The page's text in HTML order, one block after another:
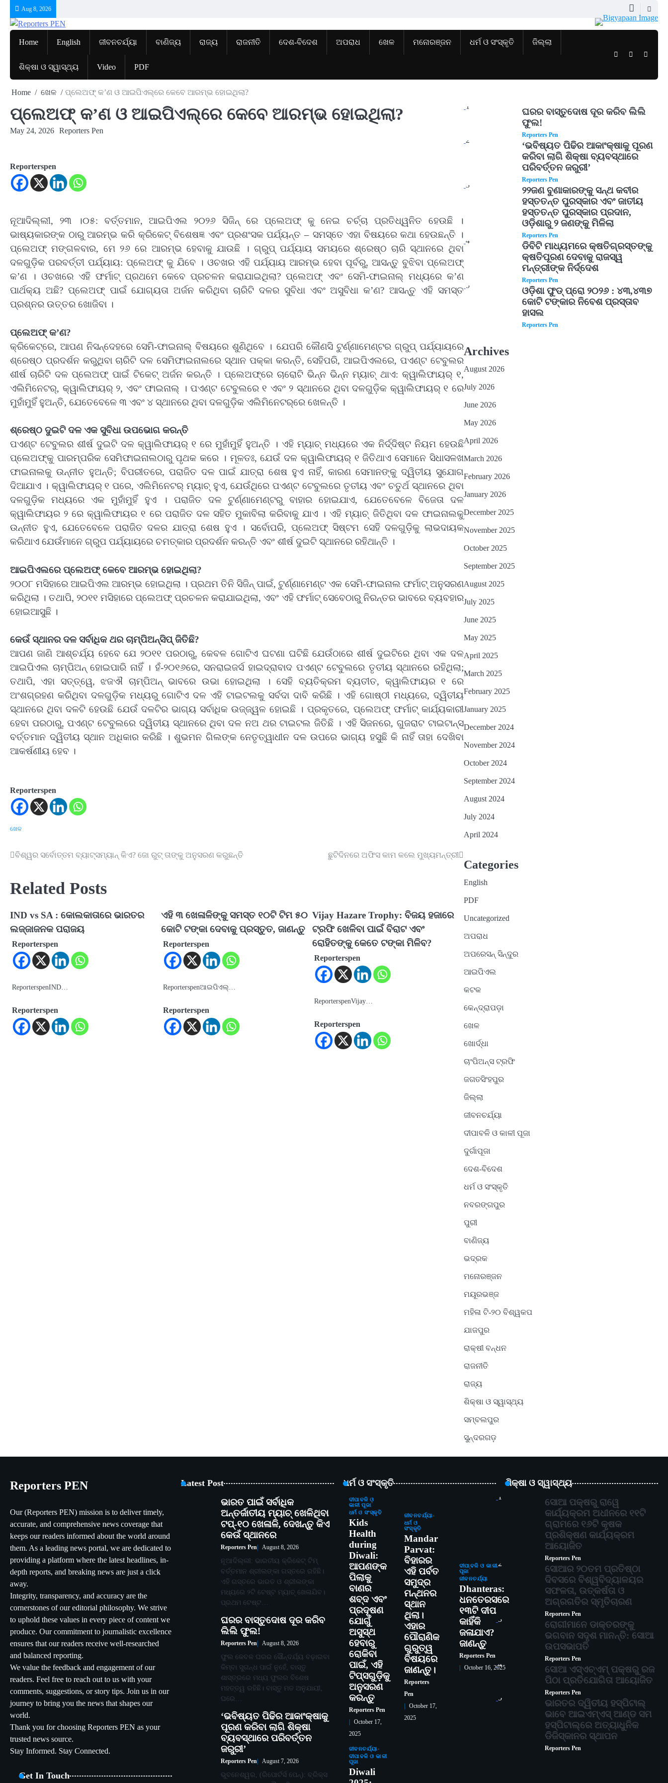
content
Aug 8, 2026
Home English ଜୀବନଚର୍ଯ୍ୟା ବାଣିଜ୍ୟ ରାଜ୍ୟ ରାଜନୀତି ଦେଶ-ବିଦେଶ ଅପରାଧ ଖେଳ ମନୋରଞ୍ଜନ ଧର୍ମ ଓ ସଂସ୍କୃତି ଜିଲ୍ଲା
ଶିକ୍ଷା ଓ ସ୍ୱାସ୍ଥ୍ୟ Video PDF
TwitterFacebook
Home ଖେଳ ପ୍ଲେଅଫ୍ କ’ଣ ଓ ଆଇପିଏଲ୍‌ରେ କେବେ ଆରମ୍ଭ ହୋଇଥିଲା?
ପ୍ଲେଅଫ୍ କ’ଣ ଓ ଆଇପିଏଲ୍‌ରେ କେବେ ଆରମ୍ଭ ହୋଇଥିଲା?
May 24, 2026 Reporters Pen
Reporterspen
ନୂଆଦିଲ୍ଲୀ, ୨୩ ।୦୫: ବର୍ତ୍ତମାନ, ଆଇପିଏଲ ୨୦୨୬ ସିଜିନ୍ ରେ ପ୍ଲେଅଫ୍ କୁ ନେଇ ଚର୍ଚ୍ଚା ପ୍ରତିଧ୍ୱନିତ ହେଉଛି ।
ଭାଷ୍ୟକାରଙ୍କ ଠାରୁ ଆରମ୍ଭ କରି କ୍ରିକେଟ୍ ବିଶେଷଜ୍ଞ ଏବଂ ପ୍ରଶଂସକ ପର୍ଯ୍ୟନ୍ତ – ସମସ୍ତେ ଏହା ବିଷୟରେ କଥା ହେଉଛନ୍ତି ।
ପ୍ଲେଅଫ୍ ମଙ୍ଗଳବାର, ମେ ୨୬ ରେ ଆରମ୍ଭ ହେବାକୁ ଯାଉଛି । ଗ୍ରୁପ୍ ପର୍ଯ୍ୟାୟ ସମୟରେ ଶ୍ରେଷ୍ଠ ଚାରି ସ୍ଥାନରେ ଥିବା
ଦଳଗୁଡ଼ିକ ପରବର୍ତ୍ତୀ ପର୍ଯ୍ୟାୟ: ପ୍ଲେଅଫ୍ କୁ ଯିବେ । ଓଚଖର ଏହି ପର୍ଯ୍ୟାୟ ଆରମ୍ଭ ହେବା ପୂର୍ବରୁ, ଆସନ୍ତୁ ବୁଝିବା ପ୍ଲେଅଫ୍
କ’ଣ । ଓଚଖରେ ଏହି ଫର୍ମାଟ୍ ପ୍ରଥମେ କେବେ ପ୍ରଚଳନ କରାଯାଇଥିଲା? ପ୍ଲେଅଫ୍ ଏବଂ ସେମି-ଫାଇନାଲ୍ ମଧ୍ୟରେ କ’ଣ
ପାର୍ଥକ୍ୟ ଅଛି? ପ୍ଲେଅଫ୍ ପାଇଁ ଯୋଗ୍ୟତା ଅର୍ଜନ କରିଥିବା ଚାରିଟି ଦଳର ସୁବିଧା ଏବଂ ଅସୁବିଧା କ’ଣ? ଆସନ୍ତୁ ଏହି ସମସ୍ତ
ପ୍ରଶ୍ନର ଉତ୍ତର ଖୋଜିବା ।
ପ୍ଲେଅଫ୍ କ’ଣ?
କ୍ରିକେଟ୍‌ରେ, ଆପଣ ନିସନ୍ଦେହରେ ସେମି-ଫାଇନାଲ୍ ବିଷୟରେ ଶୁଣିଥିବେ । ଯେପରି କୌଣସି ଟୁର୍ଣ୍ଣାମେଣ୍ଟର ଗ୍ରୁପ୍ ପର୍ଯ୍ୟାୟରେ
ଶ୍ରେଷ୍ଠ ପ୍ରଦର୍ଶନ କରୁଥିବା ଚାରିଟି ଦଳ ସେମିଫାଇନାଲରେ ସ୍ଥାନ ପକ୍କା କରନ୍ତି, ସେହିପରି, ଆଇପିଏଲରେ, ପଏଣ୍ଟ ଟେବୁଲର
ଶୀର୍ଷ ଚାରିଟି ଦଳ ପ୍ଲେଅଫ୍ ପାଇଁ ଟିକେଟ୍ ଅର୍ଜନ କରନ୍ତି । ପ୍ଲେଅଫ୍‌ରେ ଚାରୋଟି ଭିନ୍ନ ଭିନ୍ନ ମ୍ୟାଚ୍ ଥାଏ: କ୍ୱାଲିଫାୟର୍ ୧,
ଏଲିମିନେଟର୍‌, କ୍ୱାଲିଫାୟର୍ ୨, ଏବଂ ଫାଇନାଲ୍ । ପଏଣ୍ଟ ଟେବୁଲରେ ୧ ଏବଂ ୨ ସ୍ଥାନରେ ଥିବା ଦଳଗୁଡ଼ିକ କ୍ୱାଲିଫାୟର୍ ୧ ରେ
ମୁହାଁମୁହିଁ ହୁଅନ୍ତି, ଯେତେବେଳେ ୩ ଏବଂ ୪ ସ୍ଥାନରେ ଥିବା ଦଳଗୁଡ଼ିକ ଏଲିମିନେଟର୍‌ରେ ଖେଳନ୍ତି ।
ଶ୍ରେଷ୍ଠ ଦୁଇଟି ଦଳ ଏକ ସୁବିଧା ଉପଭୋଗ କରନ୍ତି
ପଏଣ୍ଟ ଟେବୁଲର ଶୀର୍ଷ ଦୁଇଟି ଦଳ କ୍ୱାଲିଫାୟର୍ ୧ ରେ ମୁହାଁମୁହିଁ ହୁଅନ୍ତି । ଏହି ମ୍ୟାଚ୍ ମଧ୍ୟରେ ଏକ ନିର୍ଦ୍ଦିଷ୍ଟ ନିୟମ ହେଉଛି
ପ୍ଲେଅଫ୍‌କୁ ପାରମ୍ପରିକ ସେମିଫାଇନାଲଠାରୁ ପୃଥକ କରେ । ମୂଳତଃ, ଯେଉଁ ଦଳ କ୍ୱାଲିଫାୟର୍ ୧ ଜିତିଥାଏ ସେମାନେ ସିଧାସଳଖ
ଫାଇନାଲକୁ ଉନ୍ନୀତ ହୁଅନ୍ତି; ବିପରୀତରେ, ପରାଜିତ ଦଳ ପାଇଁ ଯାତ୍ରା ଶେଷ ହୁଏ ନାହିଁ, କାରଣ ସେମାନଙ୍କୁ ଦ୍ୱିତୀୟ ସୁଯୋଗ
ଦିଆଯାଏ । କ୍ୱାଲିଫାୟର୍ ୧ ପରେ, ଏଲିମିନେଟର୍ ମ୍ୟାଚ୍ ହୁଏ, ଯେଉଁଥିରେ ପଏଣ୍ଟ ଟେବୁଲରେ ତୃତୀୟ ଏବଂ ଚତୁର୍ଥ ସ୍ଥାନରେ ଥିବା
ଦଳଗୁଡ଼ିକ ମଧ୍ୟରେ ଏକ ମୁହାଁମୁହିଁ ହୁଏ । ପରାଜିତ ଦଳ ଟୁର୍ଣ୍ଣାମେଣ୍ଟରୁ ବାହାର ହୋଇଯାଏ, ଯେତେବେଳେ ବିଜେତା ଦଳ
କ୍ୱାଲିଫାୟର ୨ ରେ କ୍ୱାଲିଫାୟର ୧ ରେ ପରାଜିତ ଦଳ ସହିତ ମୁକାବିଲା କରିବାକୁ ଯାଏ । ଏହି ମ୍ୟାଚ୍ ଜିତିଥିବା ଦଳ ଫାଇନାଲକୁ
ଉନ୍ନୀତ ହୁଏ, ଯେତେବେଳେ ପରାଜିତ ଦଳର ଯାତ୍ରା ଶେଷ ହୁଏ । ସର୍ବୋପରି, ପ୍ଲେଅଫ୍ ସିଷ୍ଟମ ସେହି ଦଳଗୁଡ଼ିକୁ ଲାଭଦାୟକ
କରିଥାଏ ଯେଉଁମାନେ ଗ୍ରୁପ ପର୍ଯ୍ୟାୟରେ ଚମତ୍କାର ପ୍ରଦର୍ଶନ କରନ୍ତି ଏବଂ ଶୀର୍ଷ ଦୁଇଟି ସ୍ଥାନରେ ରହିଥାନ୍ତି ।
ଆଇପିଏଲରେ ପ୍ଲେଅଫ୍ କେବେ ଆରମ୍ଭ ହୋଇଥିଲା?
୨୦୦୮ ମସିହାରେ ଆଇପିଏଲ ଆରମ୍ଭ ହୋଇଥିଲା । ପ୍ରଥମ ତିନି ସିଜିନ୍ ପାଇଁ, ଟୁର୍ଣ୍ଣାମେଣ୍ଟ ଏକ ସେମି-ଫାଇନାଲ ଫର୍ମାଟ୍ ଅନୁସରଣ
କରିଥିଲା । ତଥାପି, ୨୦୧୧ ମସିହାରେ ପ୍ଲେଅଫ୍ ପ୍ରଚଳନ କରାଯାଇଥିଲା, ଏବଂ ଏହି ଫର୍ମାଟ୍ ସେବେଠାରୁ ନିରନ୍ତର ଭାବରେ ବ୍ୟବହାର
ହୋଇଆସୁଛି ।
କେଉଁ ସ୍ଥାନର ଦଳ ସର୍ବାଧିକ ଥର ଚାମ୍ପିଅନ୍ସିପ୍ ଜିତିଛି?
ଆପଣ ଜାଣି ଆଶ୍ଚର୍ଯ୍ୟ ହେବେ ଯେ ୨୦୧୧ ପରଠାରୁ, କେବଳ ଗୋଟିଏ ଘଟଣା ଘଟିଛି ଯେଉଁଠାରେ ଶୀର୍ଷ ଦୁଇଟିରେ ଥିବା ଏକ ଦଳ
ଆଇପିଏଲ ଚାମ୍ପିଅନ୍ ହୋଇପାରି ନାହିଁ । ହଁ-୨୦୧୬ରେ, ସନରାଇଜର୍ସ ହାଇଦ୍ରାବାଦ ପଏଣ୍ଟ ଟେବୁଲରେ ତୃତୀୟ ସ୍ଥାନରେ ରହିଥିଲା;
ତଥାପି, ଏହା ସତ୍ତ୍‌ୱେ, ଝଜଐ ଚାମ୍ପିଅନ୍ ଭାବରେ ଉଭା ହୋଇଥିଲା । ସେହି ବ୍ୟତିକ୍ରମ ବ୍ୟତୀତ, କ୍ୱାଲିଫାୟର ୧ ରେ
ଅଂଶଗ୍ରହଣ କରିଥିବା ଦଳଗୁଡ଼ିକ ମଧ୍ୟରୁ ଗୋଟିଏ ଦଳ ଏହି ଟାଇଟଲକୁ ସର୍ବଦା ଦାବି କରିଛି । ଏହି ଗୋଷ୍ଠୀ ମଧ୍ୟରେ, ଦ୍ୱିତୀୟ
ସ୍ଥାନରେ ଥିବା ଦଳଟି ହେଉଛି ଯେଉଁ ଦଳଟିର ଭାଗ୍ୟ ସର୍ବାଧିକ ଉଜ୍ଜ୍ୱଳ ହୋଇଛି । ପ୍ରକୃତରେ, ପ୍ଲେଅଫ୍ ଫର୍ମାଟ୍ କାର୍ଯ୍ୟକାରୀ
ହେବା ପରଠାରୁ, ପଏଣ୍ଟ ଟେବୁଲରେ ଦ୍ୱିତୀୟ ସ୍ଥାନରେ ଥିବା ଦଳ ନଅ ଥର ଟାଇଟଲ ଜିତିଛି । ଏହି ସିଜନରେ, ଗୁଜରାଟ ଟାଇଟାନ୍ସ
ବର୍ତ୍ତମାନ ଦ୍ୱିତୀୟ ସ୍ଥାନ ଅଧିକାର କରିଛି । ଶୁଭମନ ଗିଲଙ୍କ ନେତୃତ୍ୱାଧୀନ ଦଳ ଉପରେ ଭାଗ୍ୟ ହସୁଛି କି ନାହିଁ ତାହା ଦେଖିବା
ଆକର୍ଷଣୀୟ ହେବ ।
Reporterspen
ଖେଳ
Post
ବିଶ୍ୱର ସର୍ବୋତ୍ତମ ବ୍ୟାଟ୍ସମ୍ୟାନ୍ କିଏ? ଜୋ ରୁଟ୍ ତାଙ୍କୁ ଅନୁସରଣ କରୁଛନ୍ତି ଛୁଟିଦିନରେ ଅଫିସ କାମ କଲେ ମୁଖ୍ୟମନ୍ତ୍ରୀ
Related Posts
IND vs SA : କୋଲକାତାରେ ଭାରତର
ଲଜ୍ଜାଜନକ ପରାଜୟ
Reporterspen
ReporterspenIND…
Reporterspen
ଏହି ୩ ଖେଳାଳିଙ୍କୁ ସମସ୍ତ ୧୦ଟି ଟିମ ୫୦
କୋଟି ଟଙ୍କା ଦେବାକୁ ପ୍ରସ୍ତୁତ, ଜାଣନ୍ତୁ
Reporterspen
Reporterspenଆଇପିଏଲ୍…
Reporterspen
Vijay Hazare Trophy: ବିଜୟ ହଜାରେ
ଟ୍ରଫି ଖେଳିବା ପାଇଁ ବିରାଟ ଏବଂ
ରୋହିତଙ୍କୁ କେତେ ଟଙ୍କା ମିଳିବ?
Reporterspen
ReporterspenVijay…
Reporterspen
1
ଘରର ବାସ୍ତୁଦୋଷ ଦୂର କରିବ ଲିଲି
ଫୁଲ!
Reporters Pen
2
‘ଭବିଷ୍ୟତ ପିଢିର ଆକାଂକ୍ଷାକୁ ପୂରଣ
କରିବା ଲାଗି ଶିକ୍ଷା ବ୍ୟବସ୍ଥାରେ
ପରିବର୍ତ୍ତନ ଜରୁରୀ’
Reporters Pen
3
୨୨ଜଣ ବୁଣାକାରଙ୍କୁ ସନ୍ଥ କବୀର
ହସ୍ତତନ୍ତ ପୁରସ୍କାର ଏବଂ ଜାତୀୟ
ହସ୍ତତନ୍ତ ପୁରସ୍କାର ପ୍ରଦାନ,
ଓଡ଼ିଶାରୁ ୨ ଜଣଙ୍କୁ ମିଳିଲା
Reporters Pen
4
ଡିବିଟି ମାଧ୍ୟମରେ କ୍ଷତିଗ୍ରସ୍ତଙ୍କୁ
କ୍ଷତିପୂରଣ ଦେବାକୁ ରାଜସ୍ୱ
ମନ୍ତ୍ରୀଙ୍କ ନିର୍ଦ୍ଦେଶ
Reporters Pen
5
ଓଡ଼ିଶା ଫୁଡ୍ ପ୍ରୋ ୨୦୨୬ : ୪୩,୪୩୭
କୋଟି ଟଙ୍କାର ନିବେଶ ପ୍ରସ୍ତାବ
ହାସଲ
Reporters Pen
Archives
August 2026
July 2026
June 2026
May 2026
April 2026
March 2026
February 2026
January 2026
December 2025
November 2025
October 2025
September 2025
August 2025
July 2025
June 2025
May 2025
April 2025
March 2025
February 2025
January 2025
December 2024
November 2024
October 2024
September 2024
August 2024
July 2024
April 2024
Categories
English
PDF
Uncategorized
ଅପରାଧ
ଅପରେସନ୍ ସିନ୍ଦୁର
ଆଇପିଏଲ
କଟକ
କେନ୍ଦ୍ରାପଡ଼ା
ଖେଳ
ଖୋର୍ଦ୍ଧା
ଚାଂପିଅନ୍ସ ଟ୍ରଫି
ଜଗତସିଂହପୁର
ଜିଲ୍ଲା
ଜୀବନଚର୍ଯ୍ୟା
ଦୀପାବଳି ଓ କାଳୀ ପୂଜା
ଦୁର୍ଗାପୂଜା
ଦେଶ-ବିଦେଶ
ଧର୍ମ ଓ ସଂସ୍କୃତି
ନବରଙ୍ଗପୁର
ପୁରୀ
ବାଣିଜ୍ୟ
ଭଦ୍ରକ
ମନୋରଞ୍ଜନ
ମୟୂରଭଞ୍ଜ
ମହିଳା ଟି-୨୦ ବିଶ୍ୱକପ
ଯାଜପୁର
ରାକ୍ଷୀ ବନ୍ଧନ
ରାଜନୀତି
ରାଜ୍ୟ
ଶିକ୍ଷା ଓ ସ୍ୱାସ୍ଥ୍ୟ
ସମ୍ବଲପୁର
ସୁନ୍ଦରଗଡ଼
Reporters PEN
Our (Reporters PEN) mission is to deliver timely,
accurate, and comprehensive news coverage that
keeps our readers informed about the world around
them. As a leading news portal, we are dedicated to
providing a platform where the latest headlines, in-
depth reports, and breaking news are just a click
away.
Integrity, transparency, and accuracy are the
cornerstones of our editorial philosophy. We strive
to uphold these values in every piece of content we
produce. Our commitment to journalistic excellence
ensures that our readers receive well-researched
and balanced reporting.
We value the feedback and engagement of our
readers. Feel free to reach out to us with your
comments, suggestions, or story tips. Join us in our
journey to bring you the news that shapes our
world.
Thank you for choosing Reporters PEN as your
trusted news source.
Stay Informed. Stay Connected.
Get In Touch
Latest Post
ଭାରତ ପାଇଁ ସର୍ବାଧିକ
ଅନ୍ତର୍ଜାତୀୟ ମ୍ୟାଚ୍ ଖେଳିଥିବା
ଟପ୍-୧୦ ଖେଳାଳି, ଦେଖନ୍ତୁ କିଏ
କେଉଁ ସ୍ଥାନରେ
Reporters Pen August 8, 2026
ନୂଆଦିଲ୍ଲୀ: ଭାରତୀୟ କ୍ରିକେଟ୍ ଟିମ୍
ବର୍ତ୍ତମାନ ଶ୍ରୀଲଙ୍କା ଗସ୍ତରେ ରହିଛି।
ଏହି ଗସ୍ତରେ ଭାରତ ଓ ଶ୍ରୀଲଙ୍କା
ମଧ୍ୟରେ ୨ଟି ଟେଷ୍ଟ ମ୍ୟାଚ୍ ଖେଳାଯିବ।
ପ୍ରଥମ ଟେଷ୍ଟ…
ଘରର ବାସ୍ତୁଦୋଷ ଦୂର କରିବ
ଲିଲି ଫୁଲ!
Reporters Pen August 8, 2026
ଫୁଲ କେବଳ ଘରର ସୌନ୍ଦର୍ଯ୍ୟ ବଢ଼ାଇବା
କିମ୍ବା ସୁଗନ୍ଧ ପାଇଁ ନୁହେଁ, ବାସ୍ତୁ
ଶାସ୍ତ୍ରରେ ମଧ୍ୟ ଫୁଲର ବିଶେଷ
ମହତ୍ତ୍ୱ ରହିଛି। ବାସ୍ତୁ ମତ ଅନୁଯାୟୀ,
ଘରେ…
‘ଭବିଷ୍ୟତ ପିଢିର ଆକାଂକ୍ଷାକୁ
ପୂରଣ କରିବା ଲାଗି ଶିକ୍ଷା
ବ୍ୟବସ୍ଥାରେ ପରିବର୍ତ୍ତନ
ଜରୁରୀ’
Reporters Pen August 7, 2026
ଭୁବନେଶ୍ୱର, (ରିପୋର୍ଟର୍ସ ପେନ୍‌): ବ୍ରିକ୍ସ
ଧର୍ମ ଓ ସଂସ୍କୃତି
ଦୀପାବଳି ଓ
କାଳୀ ପୂଜା
ଧର୍ମ ଓ ସଂସ୍କୃତି
Kids
Health
during
Diwali:
ଆପଣଙ୍କ
ପିଲାକୁ
ବାଣର
ଶବ୍ଦ ଏବଂ
ପ୍ରଦୂଷଣ
ଯୋଗୁଁ
ଅସୁସ୍ଥ
ହେବାରୁ
ରୋକିବା
ପାଇଁ, ଏହି
ଟିପ୍ସଗୁଡ଼ିକୁ
ଅନୁସରଣ
କରନ୍ତୁ
Reporters Pen
October 17,
2025
ଜୀବନଚର୍ଯ୍ୟା
ଧର୍ମ ଓ
ସଂସ୍କୃତି
Mandar
Parvat:
ବିହାରର
ଏହି ପର୍ବତ
ସମୁଦ୍ର
ମନ୍ଥନର
ସ୍ଥାନ
ଥିଲା।
ଏହାର
ପୌରାଣିକ
ଗୁରୁତ୍ୱ
ବିଷୟରେ
ଜାଣନ୍ତୁ।
Reporters
Pen
October 17,
2025
ଦୀପାବଳି ଓ କାଳୀ
ପୂଜା
ଜୀବନଚର୍ଯ୍ୟା
Dhanteras:
ଧନତେରସରେ
୧୩ଟି ଦୀପ
କାହିଁକି
ଜଳାଯାଏ?
ଜାଣନ୍ତୁ
Reporters Pen
October 16, 2025
ଜୀବନଚର୍ଯ୍ୟା
ଦୀପାବଳି ଓ କାଳୀ
ପୂଜା
Diwali
ଶିକ୍ଷା ଓ ସ୍ୱାସ୍ଥ୍ୟ
1
ସୋଆ ପକ୍ଷରୁ ରାୱେ
କାର୍ଯ୍ୟକ୍ରମ ଅଧୀନରେ ୧୧ଟି
ଗ୍ରାମରେ ୧୬ଟି କୃଷକ
ପ୍ରଶିକ୍ଷଣ କାର୍ଯ୍ୟକ୍ରମ
ଆୟୋଜିତ
Reporters Pen
2
ସୋଆର ୨୦ତମ ପ୍ରତିଷ୍ଠା
ଦିବସରେ ବିଶ୍ୱବିଦ୍ୟାଳୟର
ସଫଳତା, ଉତ୍କର୍ଷତା ଓ
ଅଗ୍ରଗତିର ସ୍ମୃତିଚାରଣ
Reporters Pen
3
ରୋଗୀମାନେ ଡାକ୍ତରଙ୍କୁ
ଭଗବାନ ସଦୃଶ ମାନନ୍ତି: ସୋଆ
ଉପସଭାପତି
Reporters Pen
4
ସୋଆ ଏସ୍‌ଏଚ୍‌ଏମ୍ ପକ୍ଷରୁ ରଜ
ପିଠା ପ୍ରତିଯୋଗିତା ଆୟୋଜିତ
Reporters Pen
5
ଭାରତର ଦ୍ୱିତୀୟ ହସ୍ପିଟାଲ୍
ଭାବେ ଆଇଏମ୍‌ଏସ୍ ଆଣ୍ଡ ସମ
ହସ୍ପିଟାଲ୍‌ରେ ଅତ୍ୟାଧୁନିକ
ଡିଜିସ୍କାନର ସ୍ଥାପନ
Reporters Pen